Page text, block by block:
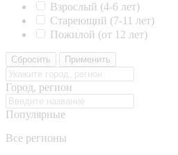
Взрослый (4-6 лет)
Стареющий (7-11 лет)
Пожилой (от 12 лет)
Сбросить Применить
Город, регион
Популярные
Все регионы